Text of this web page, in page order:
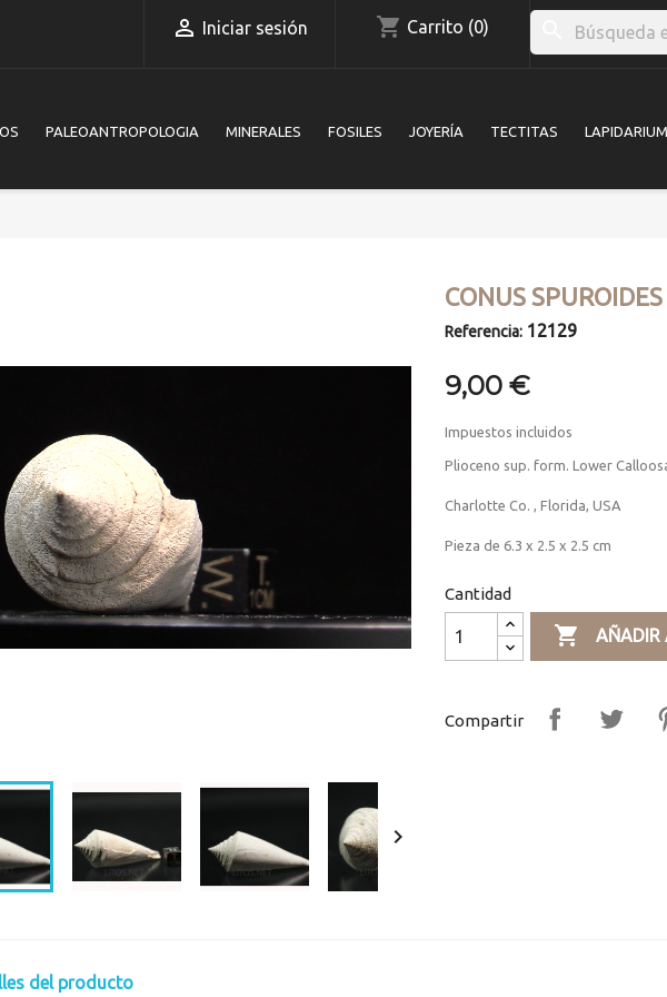
 Iniciar sesión shopping_cart Carrito (0)
PALEOANTROPOLOGIA MINERALES FOSILES JOYERÍA TECTITAS

CONUS SPUROIDES
Referencia: 12129
9,00 €
Impuestos incluidos
Plioceno sup. form. Lower
Charlotte Co. , Florida, USA
Pieza de 6.3 x 2.5 x 2.5 cm
Cantidad
 AÑADIR
Compartir
del producto